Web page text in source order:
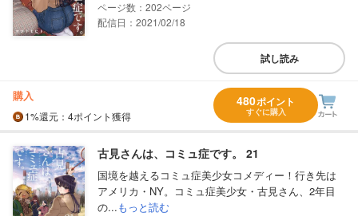
202
配信日：2021/02/18
試し読み
購入
1%還元 ：4ポイント獲得
480ポイント
すぐに購入
古見さんは、コミュ症です。 21
国境を越えるコミュ症美少女コメディー！行き先は
アメリカ・NY。コミュ症美少女・古見さん、2年目
の...もっと読む